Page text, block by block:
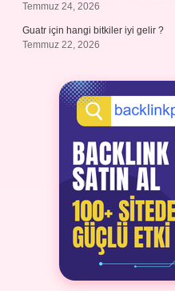
Temmuz 24, 2026
Guatr için hangi bitkiler iyi gelir ?
Temmuz 22, 2026